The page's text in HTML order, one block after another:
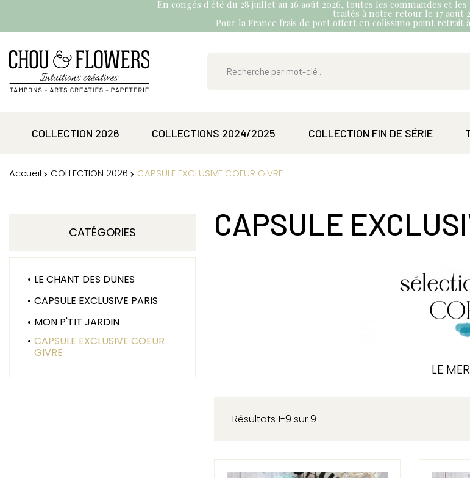
En congés d'été du 28 juillet au 16 août 2026, toutes les commandes et
traités à notre retour le 17 août
Pour la France frais de port offert en colissimo point retrait
COLLECTION 2026 COLLECTIONS 2024/2025 COLLECTION FIN DE SÉRIE
Accueil COLLECTION 2026 CAPSULE EXCLUSIVE COEUR GIVRE
CATÉGORIES
LE CHANT DES DUNES
CAPSULE EXCLUSIVE PARIS
MON P'TIT JARDIN
CAPSULE EXCLUSIVE COEUR
GIVRE
CAPSULE
LE
Résultats 1-9 sur 9